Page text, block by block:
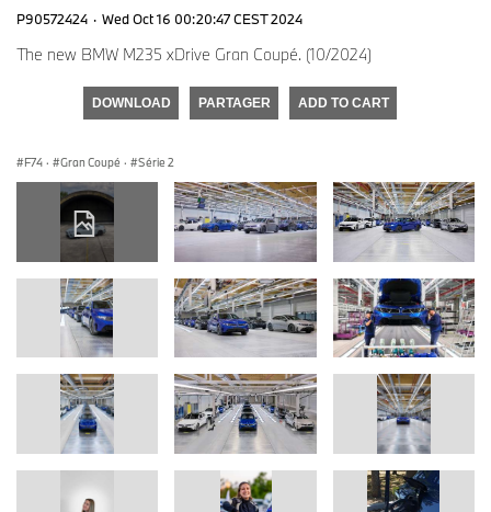
P90572424 · Wed Oct 16 00:20:47 CEST 2024
The new BMW M235 xDrive Gran Coupé. (10/2024)
DOWNLOAD PARTAGER ADD TO CART
F74 · Gran Coupé · Série 2